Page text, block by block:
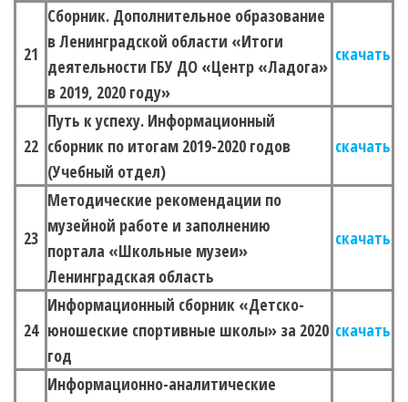
21
Сборник. Дополнительное образование
в Ленинградской области «Итоги
деятельности ГБУ ДО «Центр «Ладога»
в 2019, 2020 году»
скачать
22
Путь к успеху. Информационный
сборник по итогам 2019-2020 годов
(Учебный отдел)
скачать
23
Методические рекомендации по
музейной работе и заполнению
портала «Школьные музеи»
Ленинградская область
скачать
24
Информационный сборник «Детско-
юношеские спортивные школы» за 2020
год
скачать
Информационно-аналитические